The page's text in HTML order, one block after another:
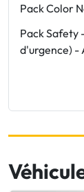
Pack Color
Pack Safety
d'urgence) -